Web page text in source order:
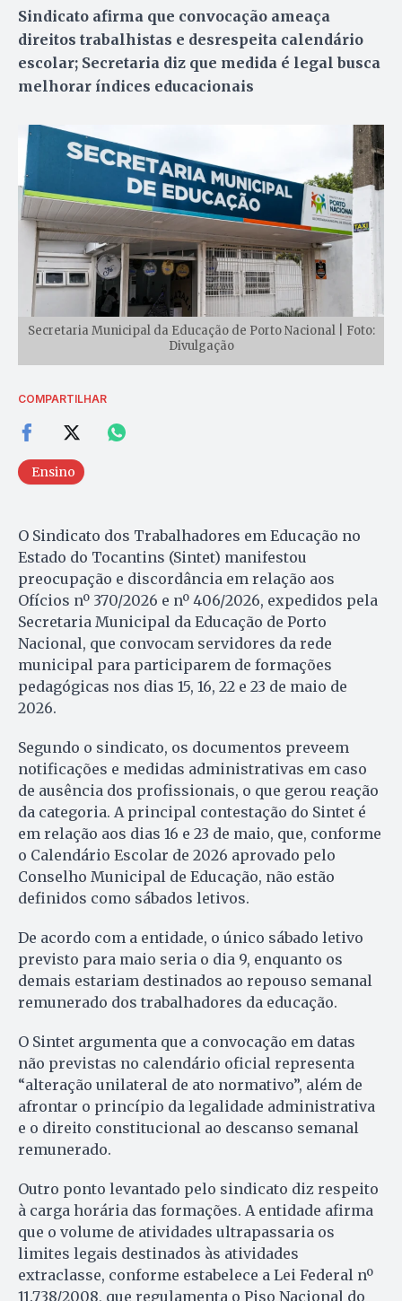
Sindicato afirma que convocação ameaça
direitos trabalhistas e desrespeita calendário
escolar; Secretaria diz que medida é legal busca
melhorar índices educacionais
Secretaria Municipal da Educação de Porto Nacional | Foto:
Divulgação
COMPARTILHAR
Ensino
O Sindicato dos Trabalhadores em Educação no
Estado do Tocantins (Sintet) manifestou
preocupação e discordância em relação aos
Ofícios nº 370/2026 e nº 406/2026, expedidos pela
Secretaria Municipal da Educação de Porto
Nacional, que convocam servidores da rede
municipal para participarem de formações
pedagógicas nos dias 15, 16, 22 e 23 de maio de
2026.
Segundo o sindicato, os documentos preveem
notificações e medidas administrativas em caso
de ausência dos profissionais, o que gerou reação
da categoria. A principal contestação do Sintet é
em relação aos dias 16 e 23 de maio, que, conforme
o Calendário Escolar de 2026 aprovado pelo
Conselho Municipal de Educação, não estão
definidos como sábados letivos.
De acordo com a entidade, o único sábado letivo
previsto para maio seria o dia 9, enquanto os
demais estariam destinados ao repouso semanal
remunerado dos trabalhadores da educação.
O Sintet argumenta que a convocação em datas
não previstas no calendário oficial representa
“alteração unilateral de ato normativo”, além de
afrontar o princípio da legalidade administrativa
e o direito constitucional ao descanso semanal
remunerado.
Outro ponto levantado pelo sindicato diz respeito
à carga horária das formações. A entidade afirma
que o volume de atividades ultrapassaria os
limites legais destinados às atividades
extraclasse, conforme estabelece a Lei Federal nº
11.738/2008, que regulamenta o Piso Nacional do